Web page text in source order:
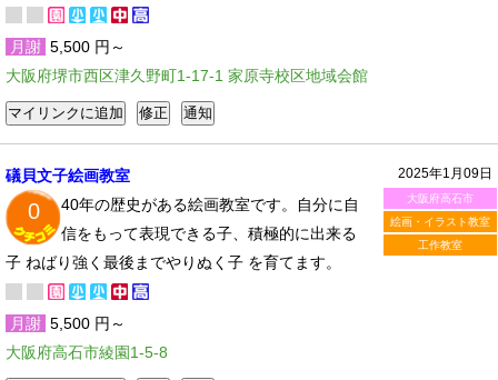
月謝 5,500 円～
大阪府堺市西区津久野町1-17-1 家原寺校区地域会館
2025年1月09日
大阪府高石市
絵画・イラスト教室
工作教室
礒貝文子絵画教室
0
40年の歴史がある絵画教室です。自分に自
信をもって表現できる子、積極的に出来る
子 ねばり強く最後までやりぬく子 を育てます。
月謝 5,500 円～
大阪府高石市綾園1-5-8